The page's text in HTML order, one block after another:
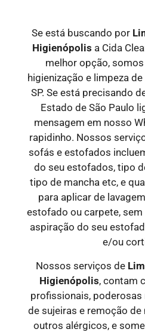
Se está buscando por
Higienópolis a Cida
melhor opção,
higienização e limpeza
SP. Se está precisando
Estado de São Paulo
mensagem em nosso
rapidinho. Nossos
sofás e estofados
do seu estofados, tipo
tipo de mancha etc, e
para aplicar de
estofado ou carpete,
aspiração do seu
e/ou
Nossos serviços de
Higienópolis, contam
profissionais,
de sujeiras e remoção
outros alérgicos, e